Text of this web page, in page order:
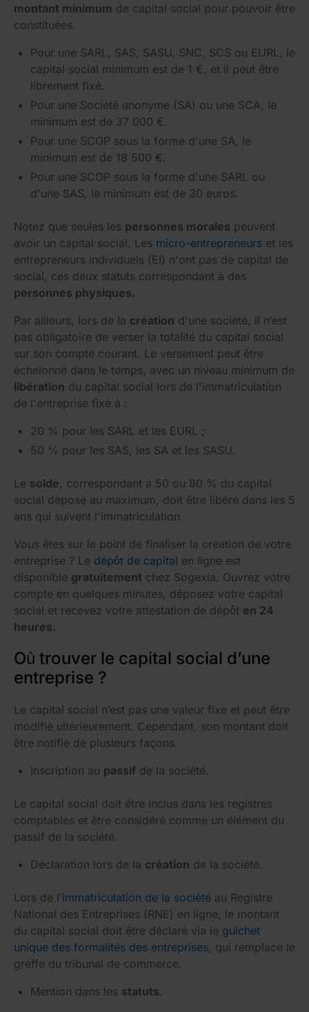
montant minimum de capital social pour pouvoir être
constituées.
Pour une SARL, SAS, SASU, SNC, SCS ou EURL, le
capital social minimum est de 1 €, et il peut être
librement fixé.
Pour une Société anonyme (SA) ou une SCA, le
minimum est de 37 000 €.
Pour une SCOP sous la forme d'une SA, le
minimum est de 18 500 €.
Pour une SCOP sous la forme d'une SARL ou
d'une SAS, le minimum est de 30 euros.
Notez que seules les personnes morales peuvent
avoir un capital social. Les micro-entrepreneurs et les
entrepreneurs individuels (EI) n'ont pas de capital de
social, ces deux statuts correspondant à des
personnes physiques.
Par ailleurs, lors de la création d'une société, il n’est
pas obligatoire de verser la totalité du capital social
sur son compte courant. Le versement peut être
échelonné dans le temps, avec un niveau minimum de
libération du capital social lors de l'immatriculation
de l'entreprise fixé à :
20 % pour les SARL et les EURL ;
50 % pour les SAS, les SA et les SASU.
Le solde, correspondant à 50 ou 80 % du capital
social déposé au maximum, doit être libéré dans les 5
ans qui suivent l'immatriculation.
Vous êtes sur le point de finaliser la création de votre
entreprise ? Le dépôt de capital en ligne est
disponible gratuitement chez Sogexia. Ouvrez votre
compte en quelques minutes, déposez votre capital
social et recevez votre attestation de dépôt en 24
heures.
Où trouver le capital social d’une
entreprise ?
Le capital social n’est pas une valeur fixe et peut être
modifié ultérieurement. Cependant, son montant doit
être notifié de plusieurs façons.
Inscription au passif de la société.
Le capital social doit être inclus dans les registres
comptables et être considéré comme un élément du
passif de la société.
Déclaration lors de la création de la société.
Lors de l’immatriculation de la société au Registre
National des Entreprises (RNE) en ligne, le montant
du capital social doit être déclaré via le guichet
unique des formalités des entreprises, qui remplace le
greffe du tribunal de commerce.
Mention dans les statuts.